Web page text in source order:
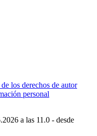
los derechos de autor
personal
a las 11.0 - desde